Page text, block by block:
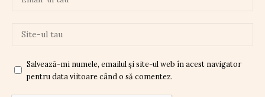
Salvează-mi numele, emailul și site-ul web în acest navigator
pentru data viitoare când o să comentez.